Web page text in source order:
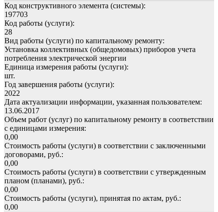
Код конструктивного элемента (системы):
197703
Код работы (услуги):
28
Вид работы (услуги) по капитальному ремонту:
Установка коллективных (общедомовых) приборов учета
потребления электрической энергии
Единица измерения работы (услуги):
шт.
Год завершения работы (услуги):
2022
Дата актуализации информации, указанная пользователем:
13.06.2017
Объем работ (услуг) по капитальному ремонту в соответствии
с единицами измерения:
0,00
Стоимость работы (услуги) в соответствии с заключенными
договорами, руб.:
0,00
Стоимость работы (услуги) в соответствии с утвержденным
планом (планами), руб.:
0,00
Стоимость работы (услуги), принятая по актам, руб.:
0,00